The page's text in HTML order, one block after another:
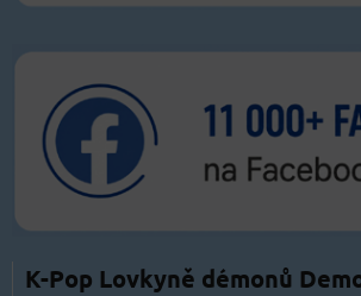
K-Pop Lovkyně démonů